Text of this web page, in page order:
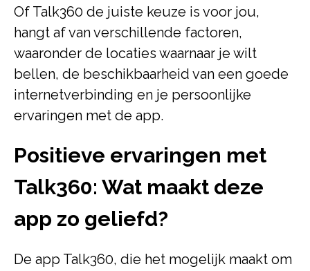
Of Talk360 de juiste keuze is voor jou,
hangt af van verschillende factoren,
waaronder de locaties waarnaar je wilt
bellen, de beschikbaarheid van een goede
internetverbinding en je persoonlijke
ervaringen met de app.
Positieve ervaringen met
Talk360: Wat maakt deze
app zo geliefd?
De app Talk360, die het mogelijk maakt om